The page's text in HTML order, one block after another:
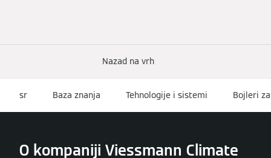
Nazad na vrh
sr Baza znanja Tehnologije i sistemi Bojleri
O kompaniji Viessmann Climate